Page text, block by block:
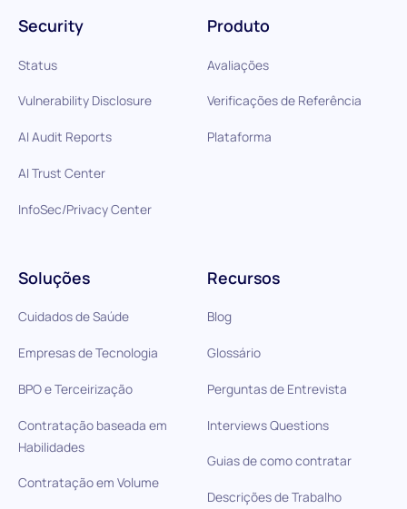
Produto
Avaliações
Verificações de Referência
Plataforma
Soluções
Cuidados de Saúde
Empresas de Tecnologia
BPO e Terceirização
Contratação baseada em
Habilidades
Contratação em Volume
Recursos
Blog
Glossário
Perguntas de Entrevista
Interviews Questions
Guias de como contratar
Descrições de Trabalho
Security
Status
Vulnerability Disclosure
AI Audit Reports
AI Trust Center
InfoSec/Privacy Center